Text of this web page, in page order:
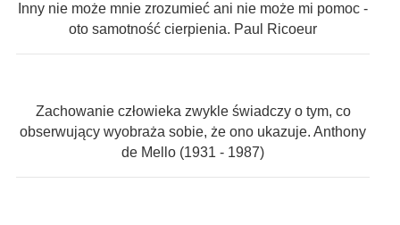
Inny nie może mnie zrozumieć ani nie może mi pomoc -
oto samotność cierpienia. Paul Ricoeur
Zachowanie człowieka zwykle świadczy o tym, co
obserwujący wyobraża sobie, że ono ukazuje. Anthony
de Mello (1931 - 1987)